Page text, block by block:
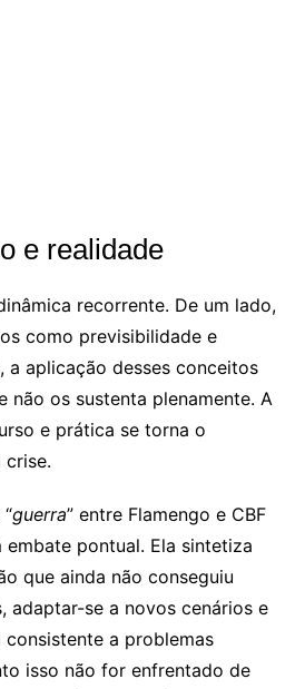
e realidade
recorrente. De um lado,
como previsibilidade e
a aplicação desses conceitos
não os sustenta plenamente. A
e prática se torna o
crise.
guerra” entre Flamengo e CBF
embate pontual. Ela sintetiza
que ainda não conseguiu
adaptar-se a novos cenários e
a problemas
isso não for enfrentado de